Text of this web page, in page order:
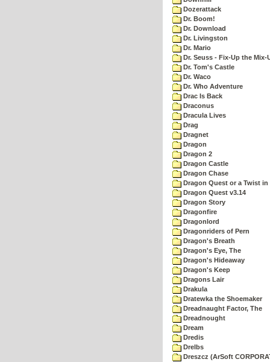
Dozerattack
Dr. Boom!
Dr. Download
Dr. Livingston
Dr. Mario
Dr. Seuss - Fix-Up the Mix-
Dr. Tom's Castle
Dr. Waco
Dr. Who Adventure
Drac Is Back
Draconus
Dracula Lives
Drag
Dragnet
Dragon
Dragon 2
Dragon Castle
Dragon Chase
Dragon Quest or a Twist in
Dragon Quest v3.14
Dragon Story
Dragonfire
Dragonlord
Dragonriders of Pern
Dragon's Breath
Dragon's Eye, The
Dragon's Hideaway
Dragon's Keep
Dragons Lair
Drakula
Dratewka the Shoemaker
Dreadnaught Factor, The
Dreadnought
Dream
Dredis
Drelbs
Dreszcz (ArSoft